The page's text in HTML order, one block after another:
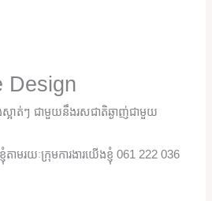
Design
អាត់ៗ ជាមួយនឹងរសជាតិឆ្ងាញ់ជាមួយ
ាមរយៈក្រុមការងារយើងខ្ញុំ 061 222 036